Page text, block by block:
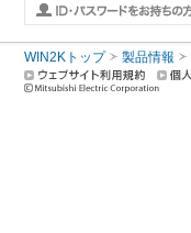
WIN2Kトップ 製品情報